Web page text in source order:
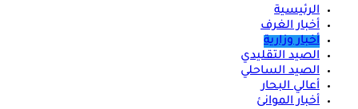
الرئيسية
أخبار الغرف
أخبار وزارية
الصيد التقليدي
الصيد الساحلي
أعالي البحار
أخبار الموانئ